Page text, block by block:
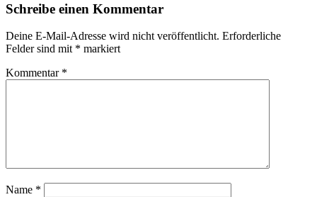
Schreibe einen Kommentar
Deine E-Mail-Adresse wird nicht veröffentlicht. Erforderliche
Felder sind mit * markiert
Kommentar *
Name *